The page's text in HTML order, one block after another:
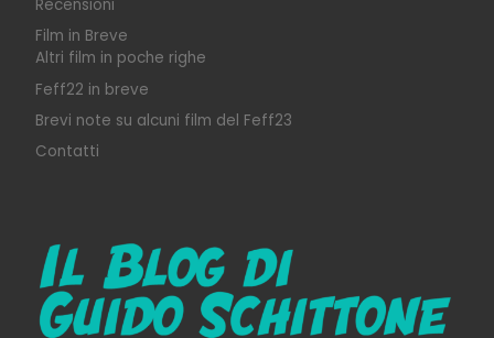
Recensioni
Film in Breve
Altri film in poche righe
Feff22 in breve
Brevi note su alcuni film del Feff23
Contatti